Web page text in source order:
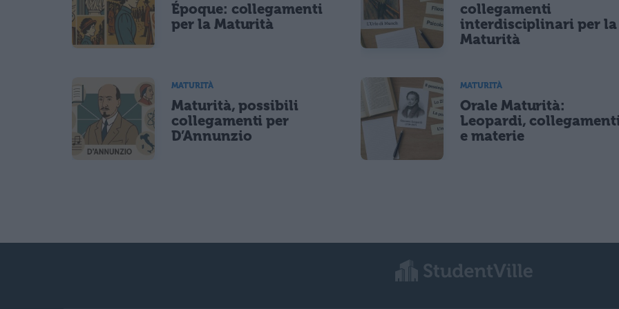
Époque: collegamenti
per la Maturità
collegamenti
interdisciplinari per la
Maturità
MATURITÀ
Maturità, possibili
collegamenti per
D’Annunzio
MATURITÀ
Orale Maturità:
Leopardi,
e materie